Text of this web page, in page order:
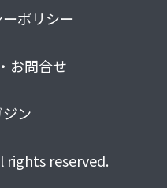
ポリシー
お問合せ
ン
rights reserved.